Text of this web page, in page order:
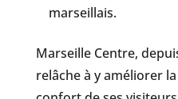
marseillais.
Marseille Centre,
relâche à y améliorer